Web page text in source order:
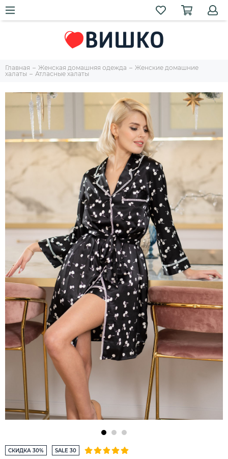
Главная Женская домашняя одежда
Женские домашние
халаты
Атласные халаты
СКИДКА 30% SALE 30